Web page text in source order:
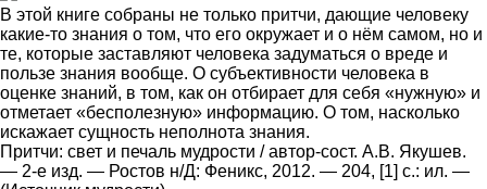
В этой книге собраны не только притчи, дающие человеку
какие-то знания о том, что его окружает и о нём самом, но и
те, которые заставляют человека задуматься о вреде и
пользе знания вообще. О субъективности человека в
оценке знаний, в том, как он отбирает для себя «нужную» и
отметает «бесполезную» информацию. О том, насколько
искажает сущность неполнота знания.
Притчи: свет и печаль мудрости / автор-сост. А.В. Якушев.
— 2-е изд. — Ростов н/Д: Феникс, 2012. — 204, [1] с.: ил. —